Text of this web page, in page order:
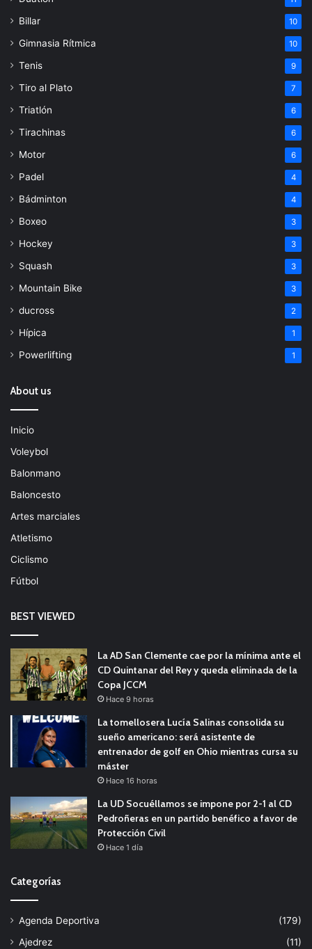
Billar 10
Gimnasia Rítmica 10
Tenis 9
Tiro al Plato 7
Triatlón 6
Tirachinas 6
Motor 6
Padel 4
Bádminton 4
Boxeo 3
Hockey 3
Squash 3
Mountain Bike 3
ducross 2
Hípica 1
Powerlifting 1
About us
Inicio
Voleybol
Balonmano
Baloncesto
Artes marciales
Atletismo
Ciclismo
Fútbol
BEST VIEWED
La AD San Clemente cae por la mínima ante el
CD Quintanar del Rey y queda eliminada de la
Copa JCCM
Hace 9 horas
La tomellosera Lucía Salinas consolida su
sueño americano: será asistente de
entrenador de golf en Ohio mientras cursa su
máster
Hace 16 horas
La UD Socuéllamos se impone por 2-1 al CD
Pedroñeras en un partido benéfico a favor de
Protección Civil
Hace 1 día
Categorías
Agenda Deportiva
(179)
Ajedrez
(11)